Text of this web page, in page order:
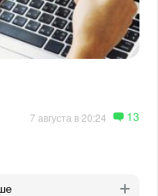
7 августа в 20:24 13